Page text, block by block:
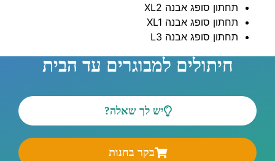
תחתון סופג אבנה XL2
תחתון סופג אבנה XL1
תחתון סופג אבנה L3
חיתולים למבוגרים עד הבית
יש לך שאלה?
בקר בחנות